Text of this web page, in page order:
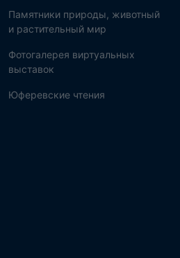
Памятники природы, животный
и растительный мир
Фотогалерея виртуальных
выставок
Юферевские чтения